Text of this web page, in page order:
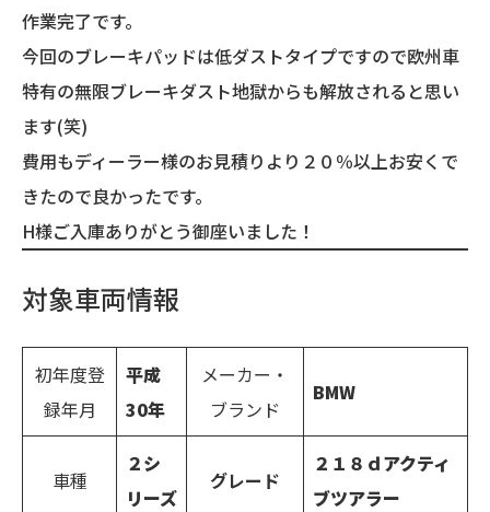
作業完了です。
今回のブレーキパッドは低ダストタイプですので欧州車
特有の無限ブレーキダスト地獄からも解放されると思い
ます(笑)
費用もディーラー様のお見積りより２０％以上お安くで
きたので良かったです。
H様ご入庫ありがとう御座いました！
対象車両情報
初年度登
録年月
平成
30年
メーカー・
ブランド
BMW
車種
２シ
リーズ
グレード
２１８ｄアクティ
ブツアラー